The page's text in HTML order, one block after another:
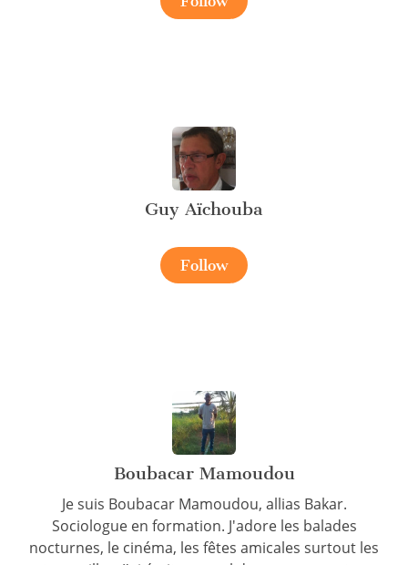
Guy Aïchouba
Follow
Boubacar Mamoudou
Je suis Boubacar Mamoudou, allias Bakar.
Sociologue en formation. J'adore les balades
nocturnes, le cinéma, les fêtes amicales surtout les